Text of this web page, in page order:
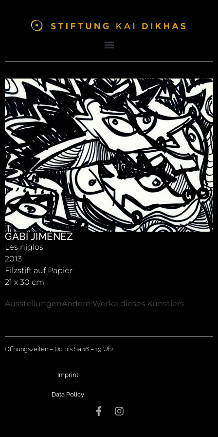
GABI JIMÉNEZ
Les niglos
2013
Filzstift auf Papier
21 x 30 cm
AusstellungenAndere Werke dieses Künstlers
Öffnungszeiten – Do bis Sa 16 – 19 Uhr
Imprint
Data Policy